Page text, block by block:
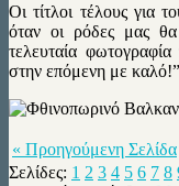
Οι τίτλοι τέλους για
όταν οι ρόδες μας
τελευταία
στην επόμενη με καλό!”
« Προηγούμενη Σελίδα
Σελίδες: 1 2 3 4 5 6 7 8